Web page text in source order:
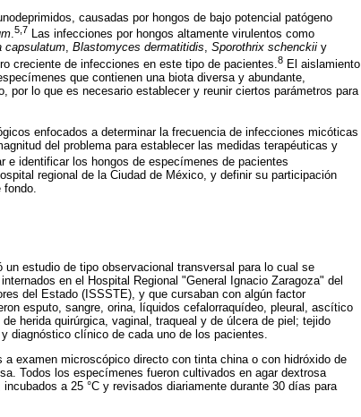
causadas por hongos de bajo potencial patógeno
.5,7 Las infecciones por hongos altamente virulentos como
capsulatum, Blastomyces dermatitidis, Sporothrix schenckii y
creciente de infecciones en este tipo de pacientes. 8 El aislamiento
que contienen una biota diversa y abundante,
por lo que es necesario establecer y reunir ciertos parámetros para
enfocados a determinar la frecuencia de infecciones micóticas
del problema para establecer las medidas terapéuticas y
e identificar los hongos de especímenes de pacientes
regional de la Ciudad de México, y definir su participación
fondo.
estudio de tipo observacional transversal para lo cual se
en el Hospital Regional "General Ignacio Zaragoza" del
del Estado (ISSSTE), y que cursaban con algún factor
esputo, sangre, orina, líquidos cefalorraquídeo, pleural, ascítico
herida quirúrgica, vaginal, traqueal y de úlcera de piel; tejido
diagnóstico clínico de cada uno de los pacientes.
examen microscópico directo con tinta china o con hidróxido de
Todos los especímenes fueron cultivados en agar dextrosa
a 25 °C y revisados diariamente durante 30 días para